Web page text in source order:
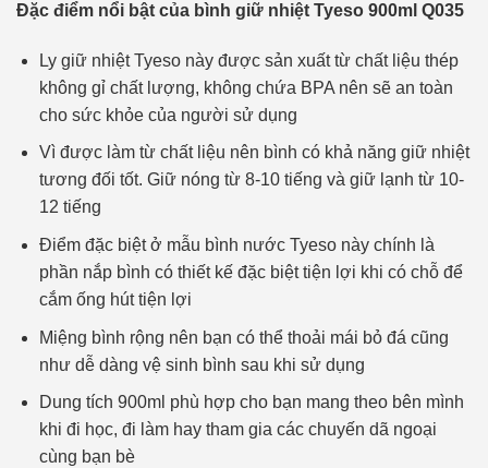
Đặc điểm nổi bật của bình giữ nhiệt Tyeso 900ml Q035
Ly giữ nhiệt Tyeso này được sản xuất từ chất liệu thép
không gỉ chất lượng, không chứa BPA nên sẽ an toàn
cho sức khỏe của người sử dụng
Vì được làm từ chất liệu nên bình có khả năng giữ nhiệt
tương đối tốt. Giữ nóng từ 8-10 tiếng và giữ lạnh từ 10-
12 tiếng
Điểm đặc biệt ở mẫu bình nước Tyeso này chính là
phần nắp bình có thiết kế đặc biệt tiện lợi khi có chỗ để
cắm ống hút tiện lợi
Miệng bình rộng nên bạn có thể thoải mái bỏ đá cũng
như dễ dàng vệ sinh bình sau khi sử dụng
Dung tích 900ml phù hợp cho bạn mang theo bên mình
khi đi học, đi làm hay tham gia các chuyến dã ngoại
cùng bạn bè